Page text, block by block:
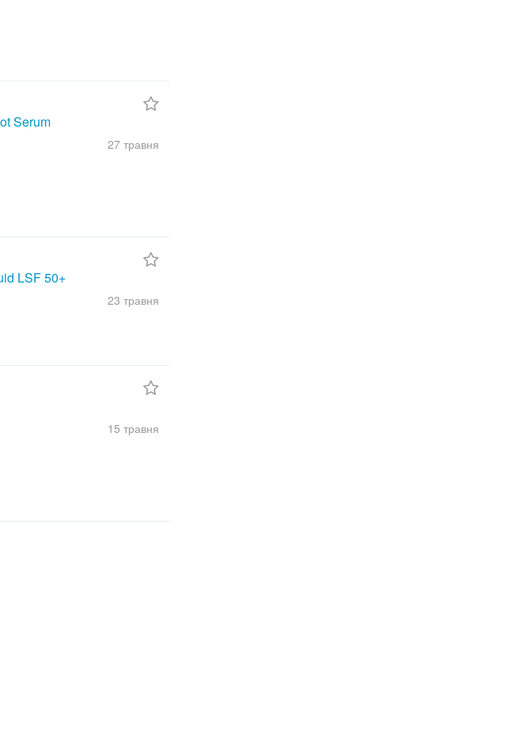
Serum
27 травня
LSF 50+
23 травня
15 травня